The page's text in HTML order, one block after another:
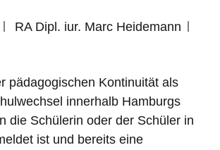
RA Dipl. iur. Marc Heidemann
pädagogischen Kontinuität als
innerhalb Hamburgs
die Schülerin oder der Schüler in
ist und bereits eine